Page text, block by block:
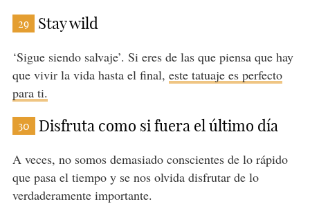
29 Stay wild
‘Sigue siendo salvaje’. Si eres de las que piensa que hay
que vivir la vida hasta el final, este tatuaje es perfecto
para ti.
30 Disfruta como si fuera el último día
A veces, no somos demasiado conscientes de lo rápido
que pasa el tiempo y se nos olvida disfrutar de lo
verdaderamente importante.